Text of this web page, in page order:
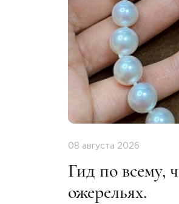
08 августа 2026
Гид по всему,
ожерельях.